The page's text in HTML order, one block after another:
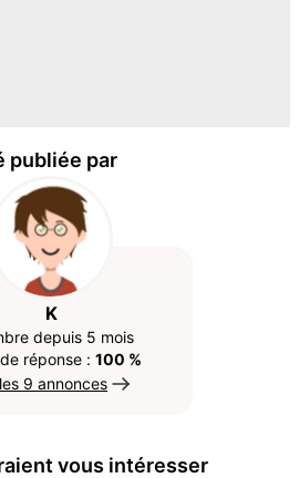
publiée par
K
depuis 5 mois
réponse : 100 %
9 annonces
vous intéresser